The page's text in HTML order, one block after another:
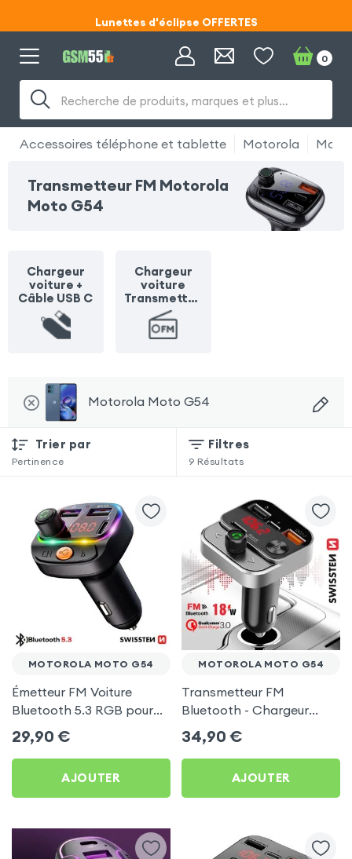
Lunettes d'éclipse OFFERTES
Code ECLIPSE55
Code ECLIPSE55
Recherche de produits, marques et plus…
0
Accessoires téléphone et tablette Motorola
Transmetteur FM Motorola
Moto G54
Chargeur
voiture +
Câble USB C
Chargeur
voiture
Transmetteu
r FM
Motorola Moto G54
Trier par
Pertinence
Filtres
9 Résultats
MOTOROLA MOTO G54
Émetteur FM Voiture
Bluetooth 5.3 RGB pour
Motorola Moto G54
29,90 €
AJOUTER
MOTOROLA MOTO G54
Transmetteur FM
Bluetooth - Chargeur
Voiture USB C + USB -
Swissten
34,90 €
AJOUTER